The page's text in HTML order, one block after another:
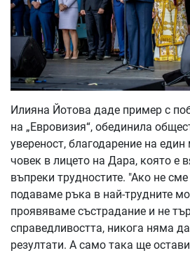
Илияна Йотова даде пример с
на „Евровизия“, обединилa
увереност, благодарение на
човек в лицето на Дара, която е
въпреки трудностите. "Ако не
подаваме ръка в най-трудните
проявяваме състрадание и не
справедливостта, никога няма
резултати. А само така ще